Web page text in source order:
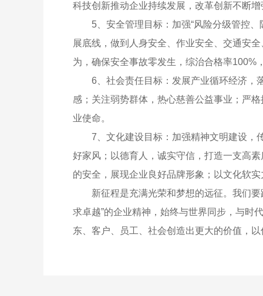
科技创新推动企业持续发展，改革创新不断
5、安全管理目标：加强“风险分级管控
展底线，做到人身安全、作业安全、交通安
为，确保安全事故零发生，综治合格率100%
6、社会责任目标：发展产业循环经济，
感；关注弱势群体，热心慈善公益事业；严
业使命。
7、文化建设目标：加强精神文明建设，
好家风；以德育人，诚实守信，打造一支高
的安全，展现企业良好品牌形象；以文化软
新征程是充满光荣和梦想的远征。我们要
求卓越”的企业精神，始终与世界同步，与时
东、客户、员工、社会创造出更大的价值，